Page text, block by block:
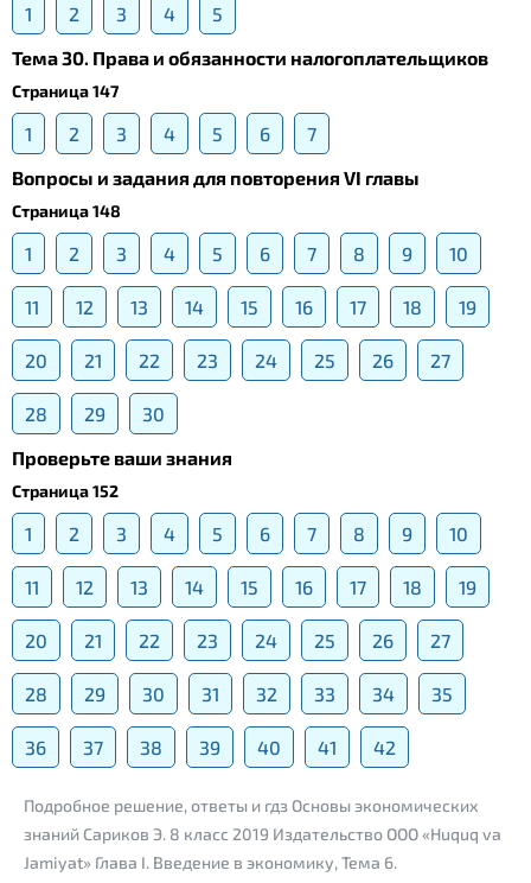
1 2 3 4
5
Тема 30. Права и обязанности налогоплательщиков
Страница 147
1 2 3 4 5 6
7
Вопросы и задания для повторения VI главы
Страница 148
1 2 3 4 5 6 7 8 9 10
11 12 13 14 15 16 17 18 19
20 21 22 23 24 25 26 27
28 29
30
Проверьте ваши знания
Страница 152
1 2 3 4 5 6 7 8 9 10
11 12 13 14 15 16 17 18 19
20 21 22 23 24 25 26 27
28 29 30 31 32 33 34 35
36 37 38 39 40 41 42
Подробное решение, ответы и гдз Основы экономических
знаний Сариков Э. 8 класс 2019 Издательство ООО «Huquq va
Jamiyat» Глава I. Введение в экономику, Тема 6.